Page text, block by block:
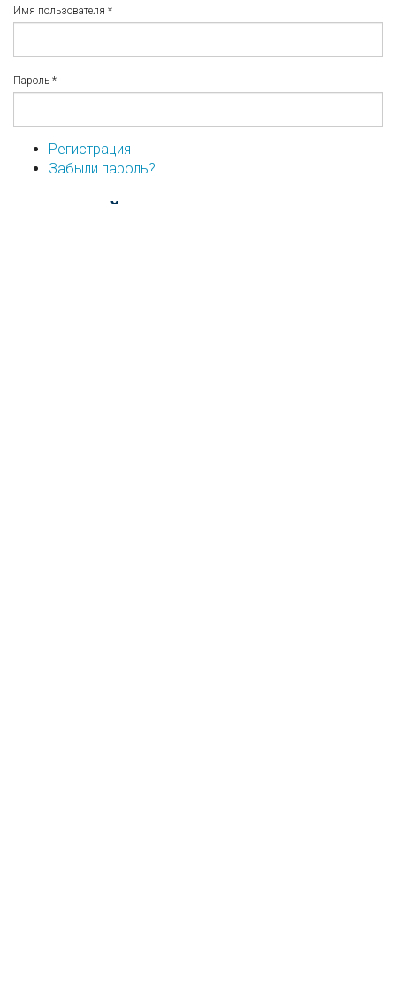
Имя пользователя *
Пароль *
Регистрация
Забыли пароль?
...или войдите используя